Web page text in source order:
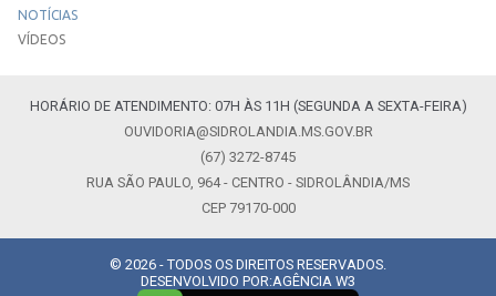
NOTÍCIAS
VÍDEOS
HORÁRIO DE ATENDIMENTO: 07H ÀS 11H (SEGUNDA A SEXTA-FEIRA)
OUVIDORIA@SIDROLANDIA.MS.GOV.BR
(67) 3272-8745
RUA SÃO PAULO, 964 - CENTRO - SIDROLÂNDIA/MS
CEP 79170-000
© 2026 - TODOS OS DIREITOS RESERVADOS.
DESENVOLVIDO POR:AGÊNCIA W3